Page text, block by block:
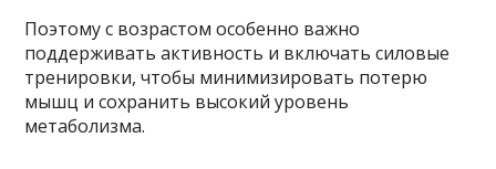
Поэтому с возрастом особенно важно
поддерживать активность и включать силовые
тренировки, чтобы минимизировать потерю
мышц и сохранить высокий уровень
метаболизма.